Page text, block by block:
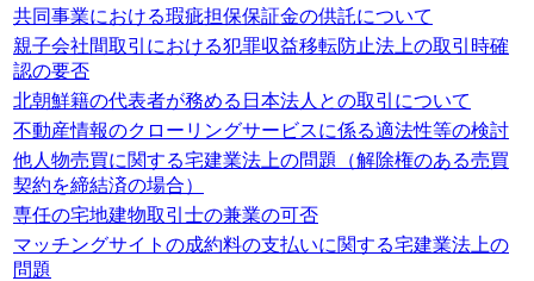
共同事業における瑕疵担保保証金の供託について
親子会社間取引における犯罪収益移転防止法上の取引時確
認の要否
北朝鮮籍の代表者が務める日本法人との取引について
不動産情報のクローリングサービスに係る適法性等の検討
他人物売買に関する宅建業法上の問題（解除権のある売買
契約を締結済の場合）
専任の宅地建物取引士の兼業の可否
マッチングサイトの成約料の支払いに関する宅建業法上の
問題